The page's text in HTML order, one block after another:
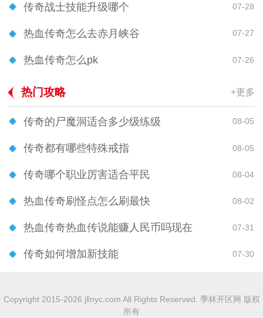
传奇战士技能升级哪个 07-28
热血传奇怎么去赤月峡谷 07-27
热血传奇怎么pk 07-26
热门攻略 +更多
传奇的尸魔洞适合多少级练级 08-05
传奇都有哪些特殊戒指 08-05
传奇哪个职业厉害适合平民 08-04
热血传奇刷怪点怎么刷最快 08-02
热血传奇热血传说能赚人民币吗现在 07-31
传奇如何增加新技能 07-30
Copyright 2015-2026 jllnyc.com All Rights Reserved. 季林开区网 版权
所有